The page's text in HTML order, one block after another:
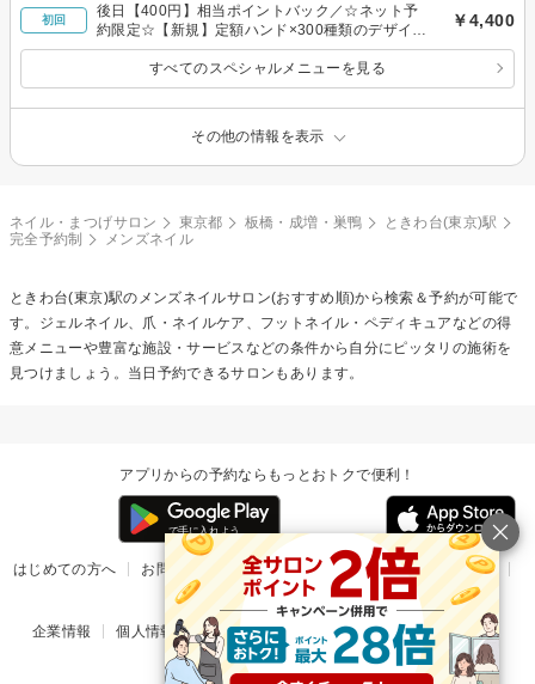
初回
後日【400円】相当ポイントバック／☆ネット予
約限定☆【新規】定額ハンド×300種類のデザイン
☆4400円
￥4,400
すべてのスペシャルメニューを見る
その他の情報を表示
ネイル・まつげサロン 東京都 板橋・成増・巣鴨
ときわ台(東京)駅
完全予約制
メンズネイル
ときわ台(東京)駅の メンズネイルサロン(おすすめ順)から検索＆予約が可能で
す。ジェルネイル、爪・ネイルケア、フットネイル・ペディキュアなどの得
意メニューや豊富な施設・サービスなどの条件から自分にピッタリの施術を
見つけましょう。当日予約できるサロンもあります。
アプリからの予約ならもっとおトクで便利！
はじめての方へ お問い合わせ ヘルプ リリース情報
利用規約
掲載ご希望のサロン様
企業情報 個人情報保護方針 楽天のサービス一覧 アプリ一覧
© Rakuten Group, Inc.